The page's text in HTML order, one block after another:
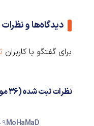
دیدگاه‌ها و
برای گفتگو با کاربران
نظرات ثبت شده (36 مورد)
MoHaMaD9 خرداد 1394